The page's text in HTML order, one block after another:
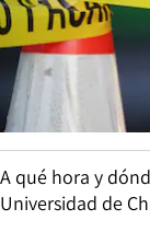
A qué hora y
Universidad de